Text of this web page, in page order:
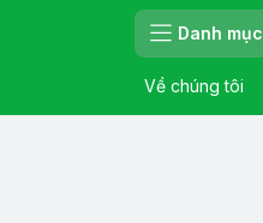
Danh mục
Về chúng tôi